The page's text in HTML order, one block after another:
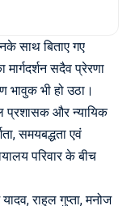
साथ बिताए गए
सदैव प्रेरणा
भावुक भी हो उठा।
प्रशासक और न्यायिक
समयबद्धता एवं
परिवार के बीच
राहुल गुप्ता, मनोज